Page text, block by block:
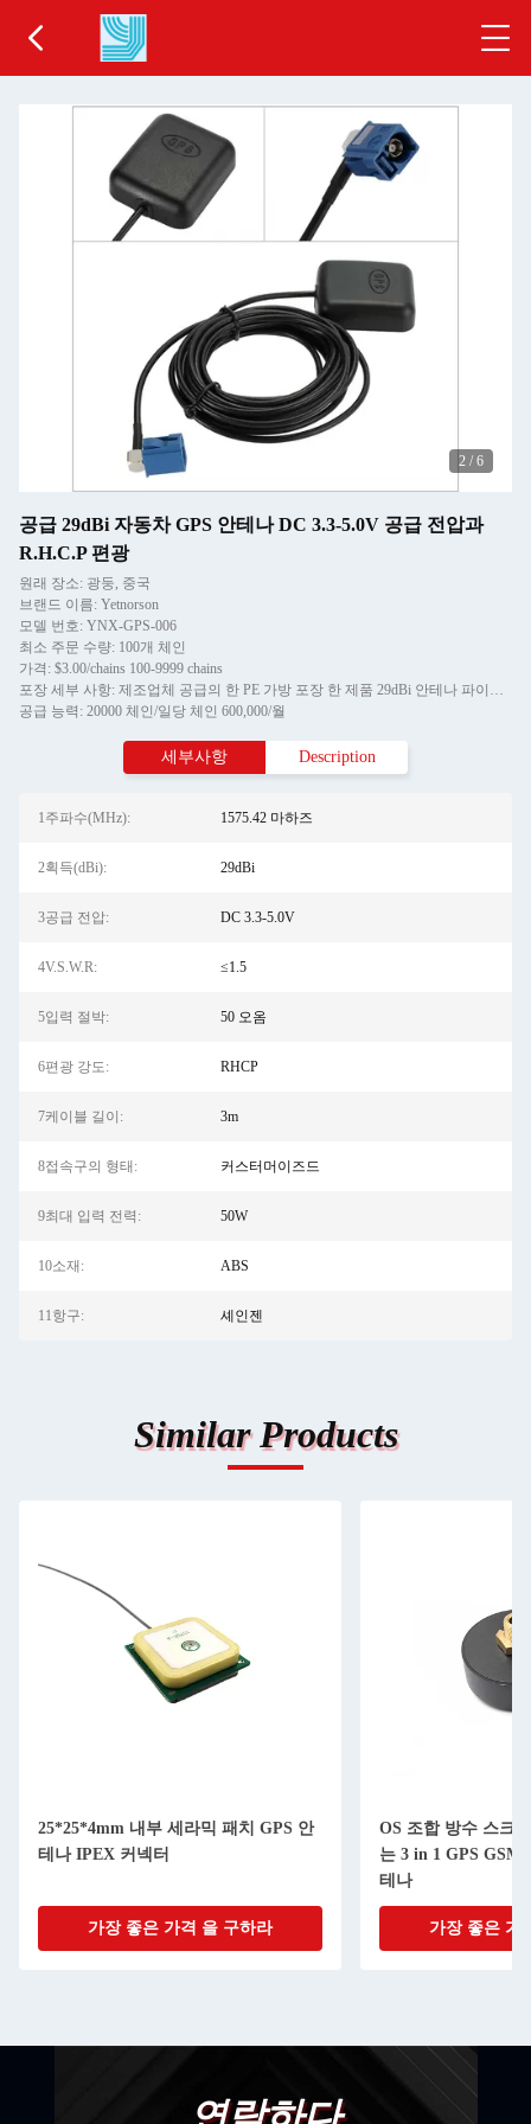
2 / 6
공급 29dBi 자동차 GPS 안테나 DC 3.3-5.0V 공급 전압과
R.H.C.P 편광
원래 장소: 광둥, 중국
브랜드 이름: Yetnorson
모델 번호: YNX-GPS-006
최소 주문 수량: 100개 체인
가격: $3.00/chains 100-9999 chains
포장 세부 사항: 제조업체 공급의 한 PE 가방 포장 한 제품 29dBi 안테나 파이오니어 자동차 GPS 안테나 옴니 자동차 GPS 안테나
공급 능력: 20000 체인/일당 체인 600,000/월
세부사항 Description
1주파수(MHz): 1575.42 마하즈
2획득(dBi): 29dBi
3공급 전압: DC 3.3-5.0V
4V.S.W.R: ≤1.5
5입력 절박: 50 오옴
6편광 강도: RHCP
7케이블 길이: 3m
8접속구의 형태: 커스터머이즈드
9최대 입력 전력: 50W
10소재: ABS
11항구: 셰인젠
Similar Products
25*25*4mm 내부 세라믹 패치 GPS 안
테나 IPEX 커넥터
가장 좋은 가격 을 구하라
OS 조합 방수 스크
는 3 in 1 GPS GSM
테나
가장 좋은 가